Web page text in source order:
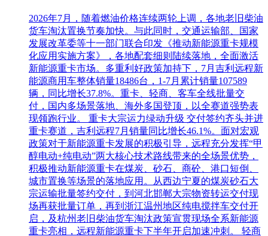
2026年7月，随着燃油价格连续两轮上调，各地老旧柴油
货车淘汰置换节奏加快。与此同时，交通运输部、国家
发展改革委等十一部门联合印发《推动新能源重卡规模
化应用实施方案》，各地配套细则陆续落地，全面激活
新能源重卡市场。多重利好政策加持下，7月吉利远程新
能源商用车整体销量18486台，1-7月累计销量107589
辆，同比增长37.8%。重卡、轻商、客车全线批量交
付，国内多场景落地、海外多国登顶，以全赛道强势表
现领跑行业。 重卡大宗运力绿动升级 交付签约齐头并进
重卡赛道，吉利远程7月销量同比增长46.1%。面对宏观
政策对于新能源重卡发展的积极引导，远程充分发挥“甲
醇电动+纯电动”两大核心技术路线带来的全场景优势，
积极推动新能源重卡在煤炭、砂石、商砼、港口短倒、
城市置换等场景的落地应用。从西边宁夏的煤炭砂石大
宗运输批量签约交付，到河北邯郸大宗物资转运交付现
场再获批量订单，再到浙江温州地区纯电搅拌车交付开
启，及杭州老旧柴油货车淘汰政策宣贯现场全系新能源
重卡亮相，远程新能源重卡下半年开启加速冲刺。 轻商